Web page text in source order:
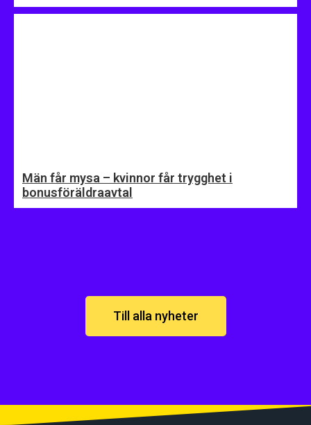
Män får mysa – kvinnor får trygghet i
bonusföräldraavtal
Till alla nyheter